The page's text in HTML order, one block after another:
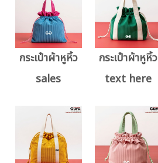
กระเป๋าผ้าหูหิ้ว
sales
กระเป๋าผ้าหูหิ้ว
text here